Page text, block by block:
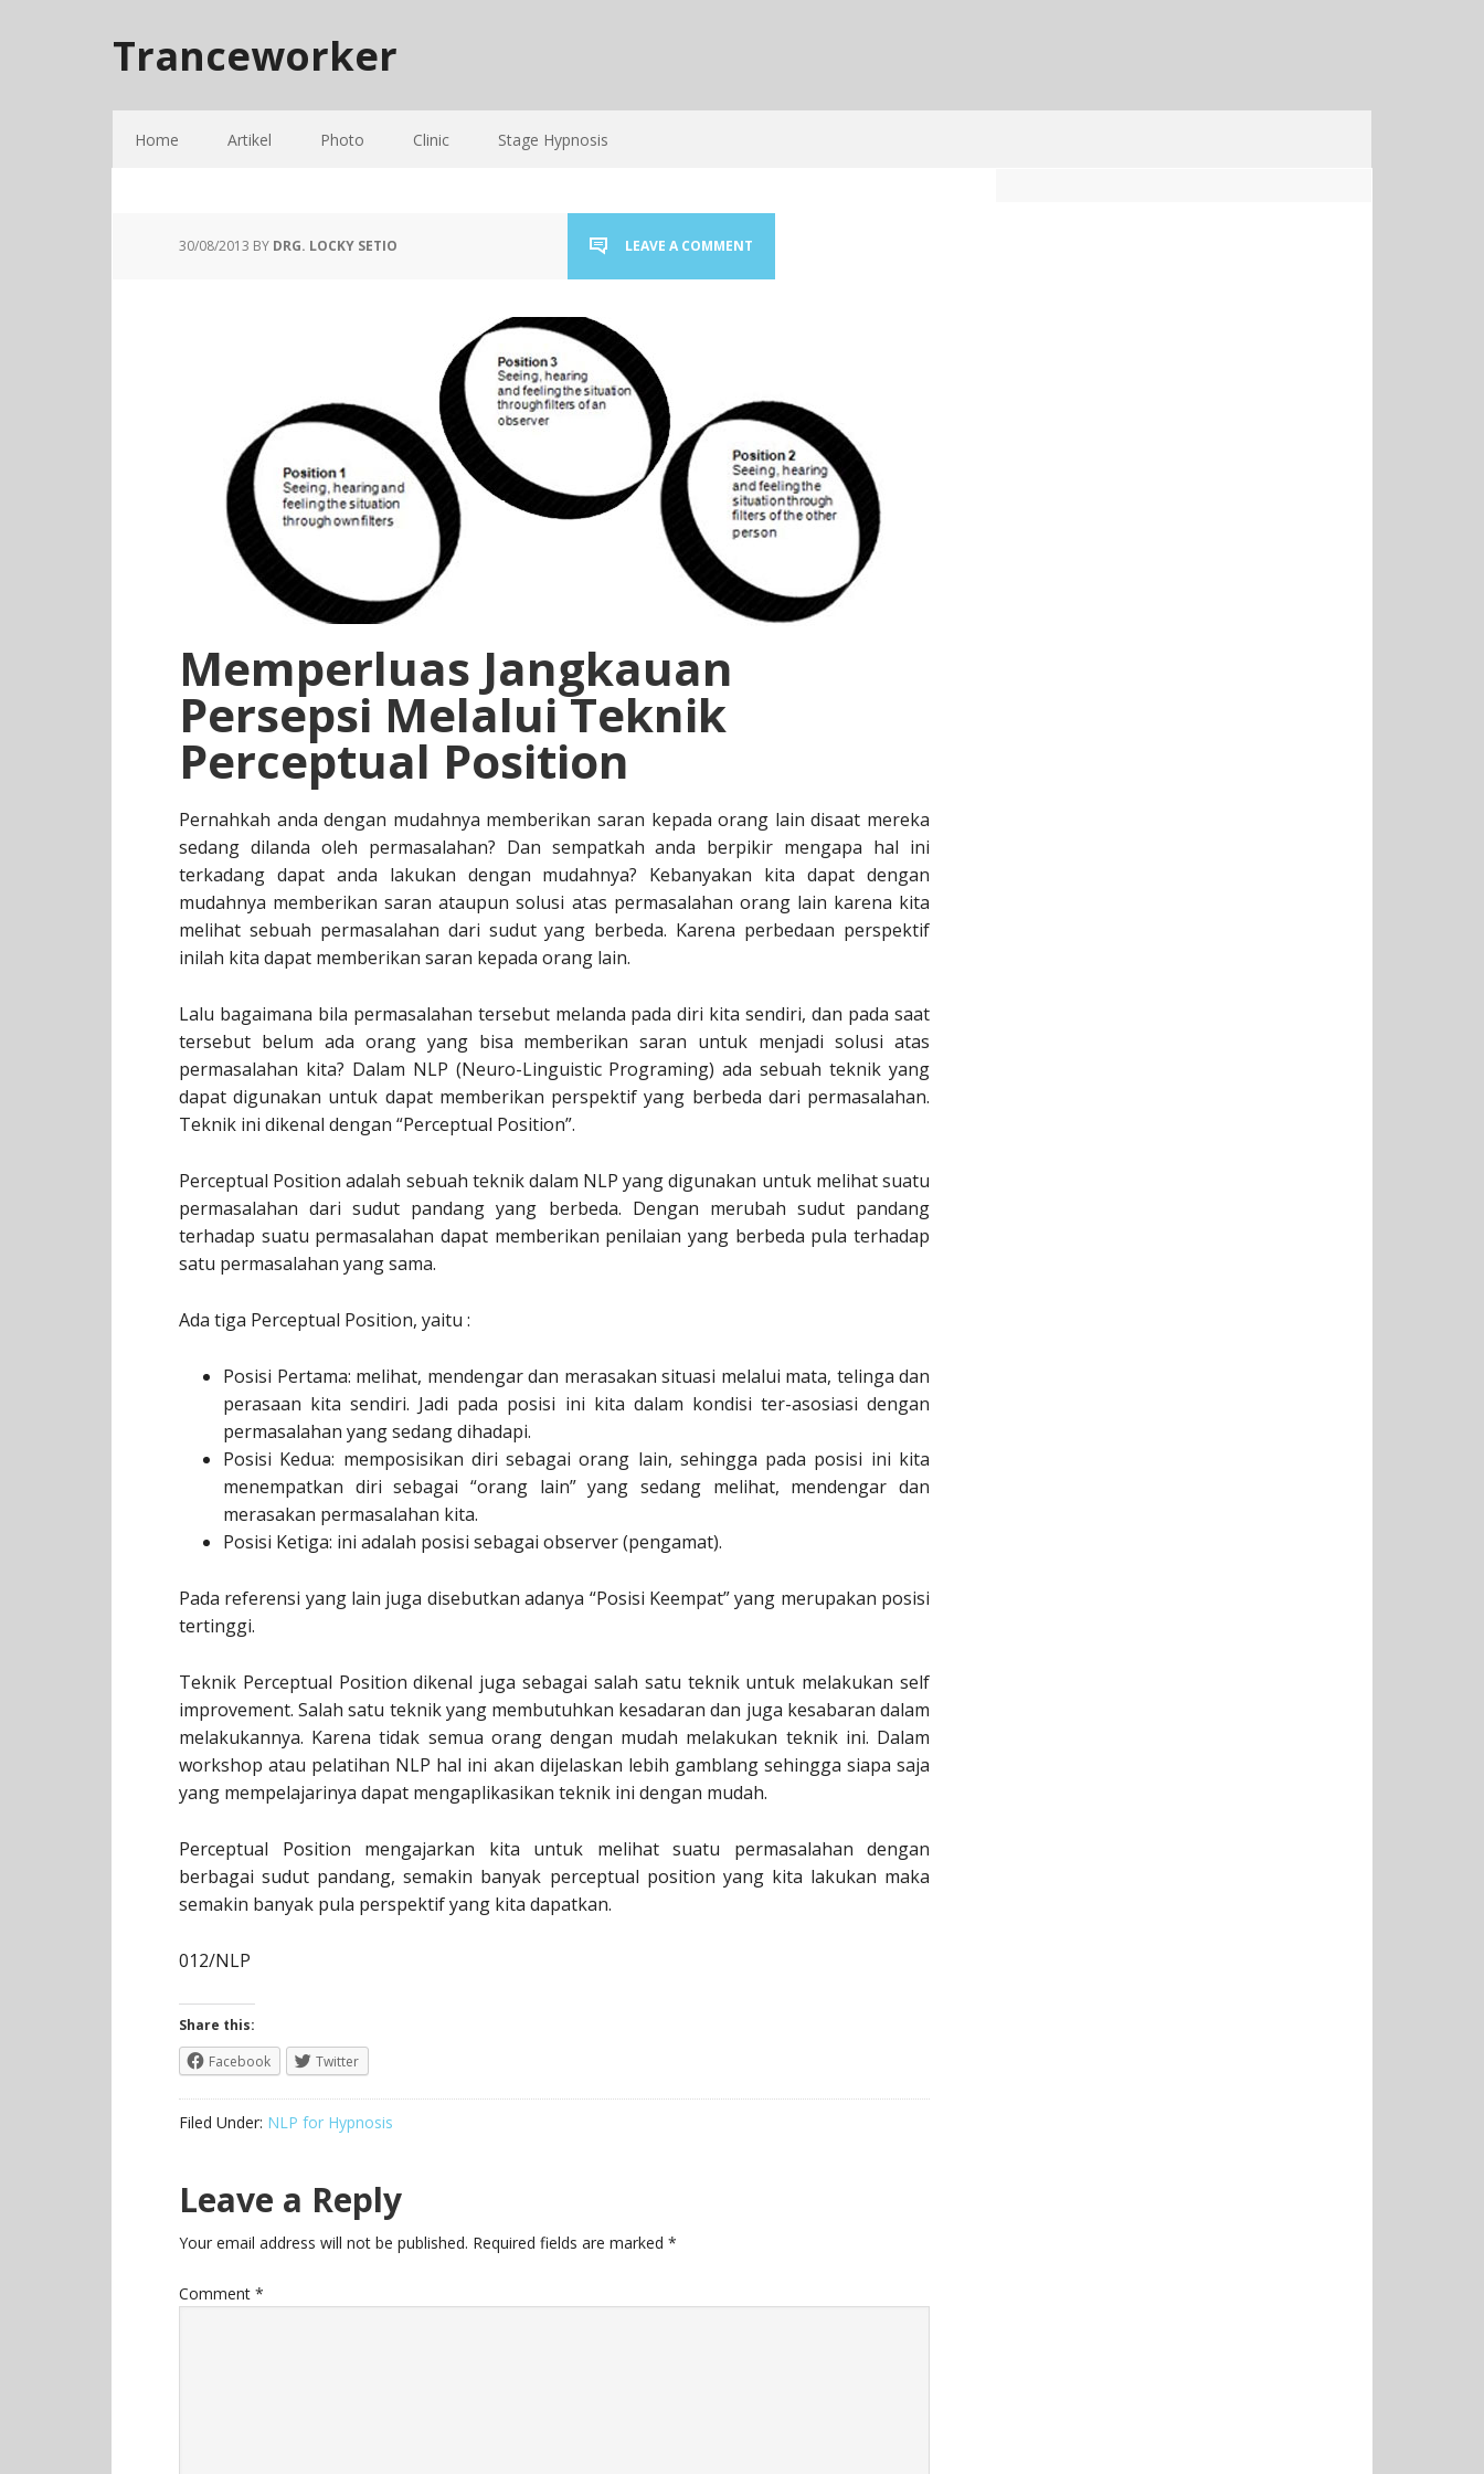
Tranceworker
Home Artikel Photo Clinic Stage Hypnosis
30/08/2013 BY DRG. LOCKY SETIO LEAVE A COMMENT
Memperluas Jangkauan
Persepsi Melalui Teknik
Perceptual Position
Pernahkah anda dengan mudahnya memberikan saran kepada orang lain disaat mereka
sedang dilanda oleh permasalahan? Dan sempatkah anda berpikir mengapa hal ini
terkadang dapat anda lakukan dengan mudahnya? Kebanyakan kita dapat dengan
mudahnya memberikan saran ataupun solusi atas permasalahan orang lain karena kita
melihat sebuah permasalahan dari sudut yang berbeda. Karena perbedaan perspektif
inilah kita dapat memberikan saran kepada orang lain.
Lalu bagaimana bila permasalahan tersebut melanda pada diri kita sendiri, dan pada saat
tersebut belum ada orang yang bisa memberikan saran untuk menjadi solusi atas
permasalahan kita? Dalam NLP (Neuro-Linguistic Programing) ada sebuah teknik yang
dapat digunakan untuk dapat memberikan perspektif yang berbeda dari permasalahan.
Teknik ini dikenal dengan “Perceptual Position”.
Perceptual Position adalah sebuah teknik dalam NLP yang digunakan untuk melihat suatu
permasalahan dari sudut pandang yang berbeda. Dengan merubah sudut pandang
terhadap suatu permasalahan dapat memberikan penilaian yang berbeda pula terhadap
satu permasalahan yang sama.
Ada tiga Perceptual Position, yaitu :
Posisi Pertama: melihat, mendengar dan merasakan situasi melalui mata, telinga dan
perasaan kita sendiri. Jadi pada posisi ini kita dalam kondisi ter-asosiasi dengan
permasalahan yang sedang dihadapi.
Posisi Kedua: memposisikan diri sebagai orang lain, sehingga pada posisi ini kita
menempatkan diri sebagai “orang lain” yang sedang melihat, mendengar dan
merasakan permasalahan kita.
Posisi Ketiga: ini adalah posisi sebagai observer (pengamat).
Pada referensi yang lain juga disebutkan adanya “Posisi Keempat” yang merupakan posisi
tertinggi.
Teknik Perceptual Position dikenal juga sebagai salah satu teknik untuk melakukan self
improvement. Salah satu teknik yang membutuhkan kesadaran dan juga kesabaran dalam
melakukannya. Karena tidak semua orang dengan mudah melakukan teknik ini. Dalam
workshop atau pelatihan NLP hal ini akan dijelaskan lebih gamblang sehingga siapa saja
yang mempelajarinya dapat mengaplikasikan teknik ini dengan mudah.
Perceptual Position mengajarkan kita untuk melihat suatu permasalahan dengan
berbagai sudut pandang, semakin banyak perceptual position yang kita lakukan maka
semakin banyak pula perspektif yang kita dapatkan.
012/NLP
Share this:
Facebook
Twitter
Filed Under: NLP for Hypnosis
Leave a Reply
Your email address will not be published. Required fields are marked *
Comment *